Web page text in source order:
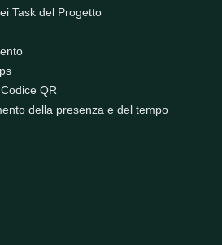
Task del Progetto
QR
della presenza e del tempo